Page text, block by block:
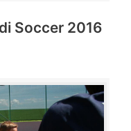
Soccer 2016